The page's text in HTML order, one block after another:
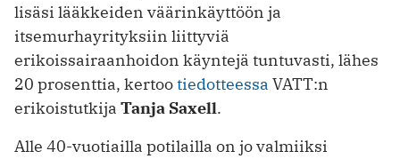
lisäsi lääkkeiden väärinkäyttöön ja
itsemurhayrityksiin liittyviä
erikoissairaanhoidon käyntejä tuntuvasti, lähes
20 prosenttia, kertootiedotteessa VATT:n
erikoistutkija Tanja Saxell.
Alle 40-vuotiailla potilailla on jo valmiiksi